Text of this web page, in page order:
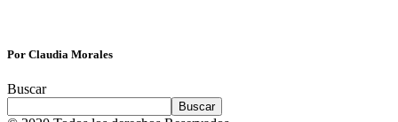
Por Claudia Morales
Buscar
Buscar